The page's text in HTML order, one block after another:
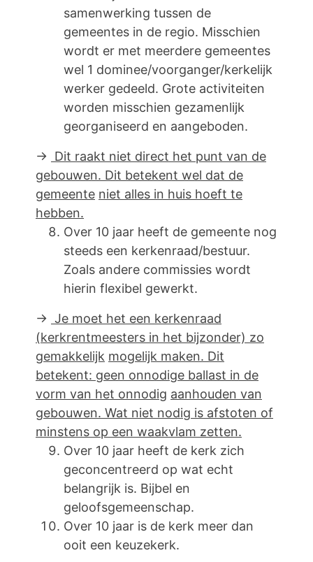
samenwerking tussen de
gemeentes in de regio. Misschien
wordt er met meerdere gemeentes
wel 1 dominee/voorganger/kerkelijk
werker gedeeld. Grote activiteiten
worden misschien gezamenlijk
georganiseerd en aangeboden.
→ Dit raakt niet direct het punt van de
gebouwen. Dit betekent wel dat de
gemeente niet alles in huis hoeft te
hebben.
Over 10 jaar heeft de gemeente nog
steeds een kerkenraad/bestuur.
Zoals andere commissies wordt
hierin flexibel gewerkt.
→ Je moet het een kerkenraad
(kerkrentmeesters in het bijzonder) zo
gemakkelijk mogelijk maken. Dit
betekent: geen onnodige ballast in de
vorm van het onnodig aanhouden van
gebouwen. Wat niet nodig is afstoten of
minstens op een waakvlam zetten.
Over 10 jaar heeft de kerk zich
geconcentreerd op wat echt
belangrijk is. Bijbel en
geloofsgemeenschap.
Over 10 jaar is de kerk meer dan
ooit een keuzekerk.